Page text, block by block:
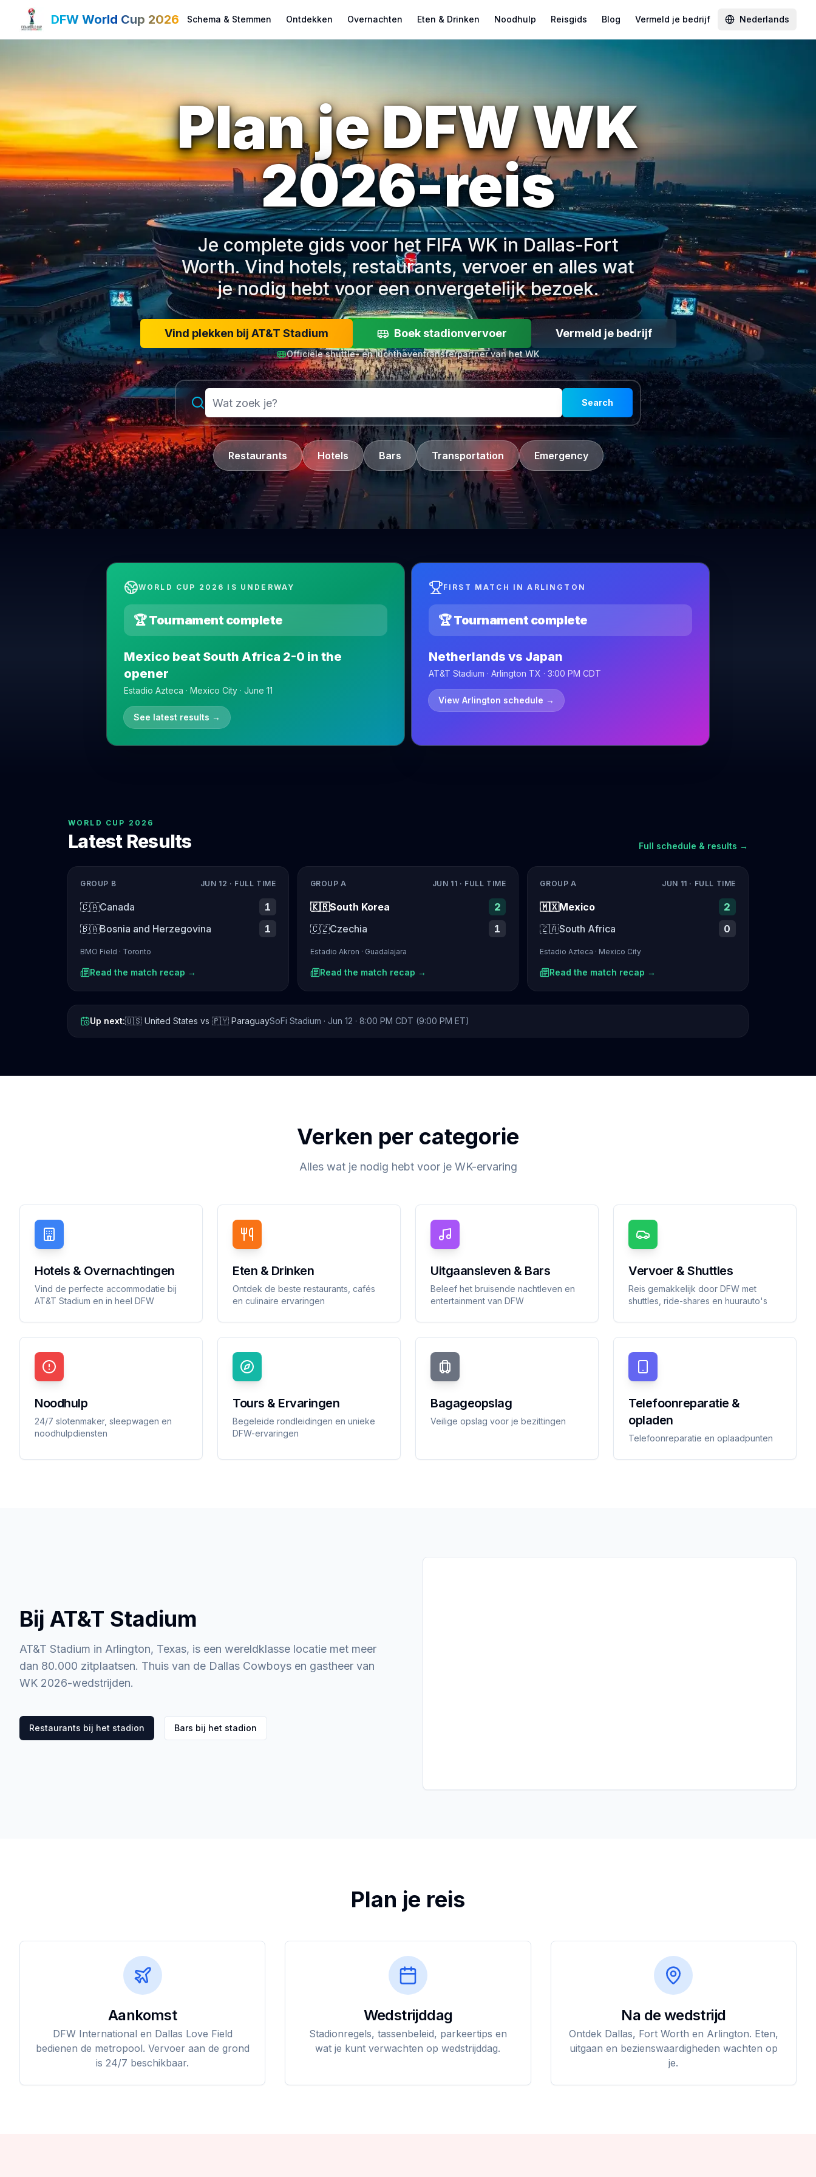
DFW World Cup 2026 Schema & Stemmen Ontdekken Overnachten Eten & Drinken Noodhulp Reisgids Blog Vermeld je bedrijf Nederlands
Plan je DFW WK
2026-reis
Je complete gids voor het FIFA WK in Dallas-Fort
Worth. Vind hotels, restaurants, vervoer en alles wat
je nodig hebt voor een onvergetelijk bezoek.
Vind plekken bij AT&T Stadium Boek stadionvervoer Vermeld je bedrijf
Officiële shuttle- en luchthaventransferpartner van het WK
Search
Restaurants Hotels Bars Transportation Emergency
WORLD CUP 2026 IS UNDERWAY
🏆 Tournament complete
Mexico beat South Africa 2-0 in the
opener
Estadio Azteca · Mexico City · June 11
See latest results →
FIRST MATCH IN ARLINGTON
🏆 Tournament complete
Netherlands vs Japan
AT&T Stadium · Arlington TX · 3:00 PM CDT
View Arlington schedule →
WORLD CUP 2026
Latest Results Full schedule & results →
GROUP B JUN 12 · FULL TIME
🇨🇦Canada
1
🇧🇦Bosnia and Herzegovina 1
BMO Field · Toronto
Read the match recap →
GROUP A JUN 11 · FULL TIME
🇰🇷South Korea
2
🇨🇿Czechia 1
Estadio Akron · Guadalajara
Read the match recap →
GROUP A JUN 11 · FULL TIME
🇲🇽Mexico
2
🇿🇦South Africa 0
Estadio Azteca · Mexico City
Read the match recap →
Up next:🇺🇸 United States vs 🇵🇾 ParaguaySoFi Stadium · Jun 12 · 8:00 PM CDT (9:00 PM ET)
Verken per categorie
Alles wat je nodig hebt voor je WK-ervaring
Hotels & Overnachtingen
Vind de perfecte accommodatie bij
AT&T Stadium en in heel DFW
Eten & Drinken
Ontdek de beste restaurants, cafés
en culinaire ervaringen
Uitgaansleven & Bars
Beleef het bruisende nachtleven en
entertainment van DFW
Vervoer & Shuttles
Reis gemakkelijk door DFW met
shuttles, ride-shares en huurauto's
Noodhulp
24/7 slotenmaker, sleepwagen en
noodhulpdiensten
Tours & Ervaringen
Begeleide rondleidingen en unieke
DFW-ervaringen
Bagageopslag
Veilige opslag voor je bezittingen
Telefoonreparatie &
opladen
Telefoonreparatie en oplaadpunten
Bij AT&T Stadium
AT&T Stadium in Arlington, Texas, is een wereldklasse locatie met meer
dan 80.000 zitplaatsen. Thuis van de Dallas Cowboys en gastheer van
WK 2026-wedstrijden.
Restaurants bij het stadion Bars bij het stadion
Plan je reis
Aankomst
DFW International en Dallas Love Field
bedienen de metropool. Vervoer aan de grond
is 24/7 beschikbaar.
Wedstrijddag
Stadionregels, tassenbeleid, parkeertips en
wat je kunt verwachten op wedstrijddag.
Na de wedstrijd
Ontdek Dallas, Fort Worth en Arlington. Eten,
uitgaan en bezienswaardigheden wachten op
je.